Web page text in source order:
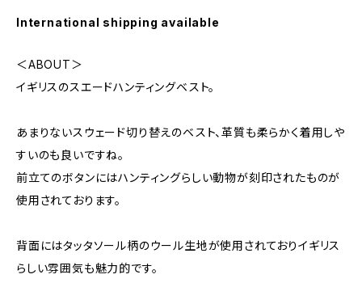
International shipping available
＜ABOUT＞
イギリスのスエードハンティングベスト。
あまりないスウェード切り替えのベスト、革質も柔らかく着用しや
すいのも良いですね。
前立てのボタンにはハンティングらしい動物が刻印されたものが
使用されております。
背面にはタッタソール柄のウール生地が使用されておりイギリス
らしい雰囲気も魅力的です。